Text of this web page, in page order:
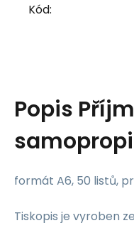
Kód:
Popis
formát A6, 50 listů,
Tiskopis je vyroben